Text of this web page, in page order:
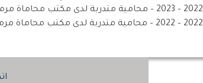
2022 – 2023 – محامية متدربة لدى مكتب محاماة مرموق – الدوحة، قطر.
2022 – 2022 – محامية متدربة لدى مكتب محاماة مرموق – الدوحة، قطر.